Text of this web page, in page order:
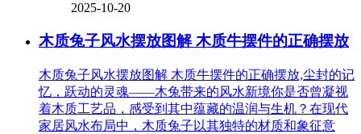
2025-10-20
木质兔子风水摆放图解 木质牛摆件的正确摆放
木质兔子风水摆放图解 木质牛摆件的正确摆放,尘封的记
忆，跃动的灵魂——木兔带来的风水新境你是否曾凝视
着木质工艺品，感受到其中蕴藏的温润与生机？在现代
家居风水布局中，木质兔子以其独特的材质和象征意